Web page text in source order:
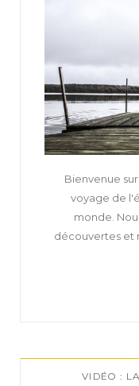
Bienvenue
voyage de
monde.
découvertes et
VIDÉO :